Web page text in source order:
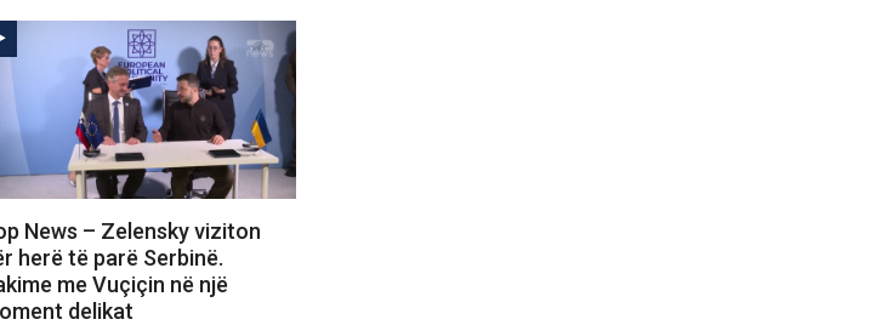
News – Zelensky viziton
herë të parë Serbinë.
me Vuçiçin në një
delikat